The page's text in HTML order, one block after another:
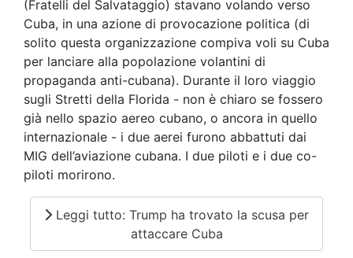
(Fratelli del Salvataggio) stavano volando verso
Cuba, in una azione di provocazione politica (di
solito questa organizzazione compiva voli su Cuba
per lanciare alla popolazione volantini di
propaganda anti-cubana). Durante il loro viaggio
sugli Stretti della Florida - non è chiaro se fossero
già nello spazio aereo cubano, o ancora in quello
internazionale - i due aerei furono abbattuti dai
MIG dell’aviazione cubana. I due piloti e i due co-
piloti morirono.
Leggi tutto: Trump ha trovato la scusa per
attaccare Cuba